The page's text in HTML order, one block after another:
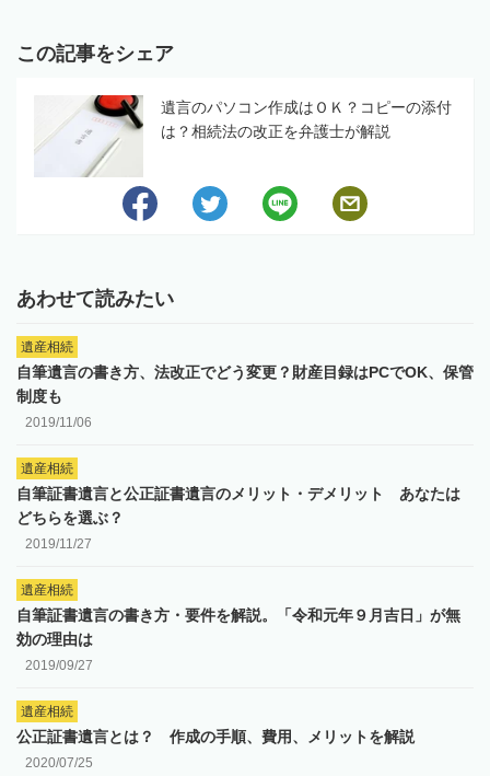
この記事をシェア
遺言のパソコン作成はＯＫ？コピーの添付
は？相続法の改正を弁護士が解説
あわせて読みたい
遺産相続
自筆遺言の書き方、法改正でどう変更？財産目録はPCでOK、保管
制度も
2019/11/06
遺産相続
自筆証書遺言と公正証書遺言のメリット・デメリット あなたは
どちらを選ぶ？
2019/11/27
遺産相続
自筆証書遺言の書き方・要件を解説。「令和元年９月吉日」が無
効の理由は
2019/09/27
遺産相続
公正証書遺言とは？ 作成の手順、費用、メリットを解説
2020/07/25